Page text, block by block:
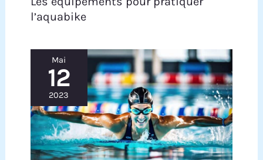
l’aquabike
Mai
12
2023